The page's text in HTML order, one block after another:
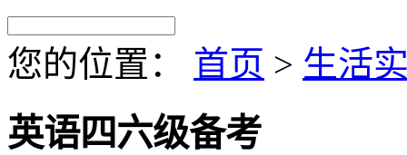
您的位置： 首页 > 生活
英语四六级备考